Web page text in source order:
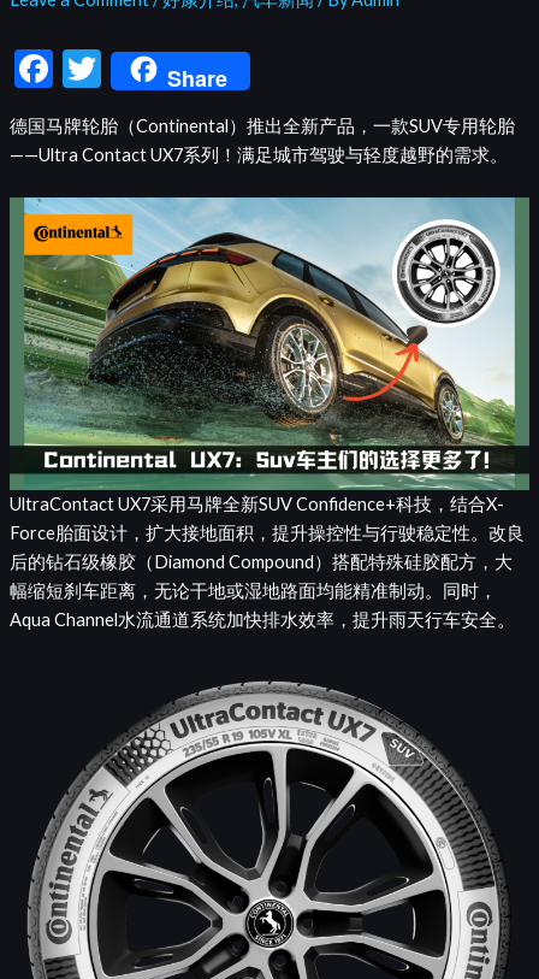
F
ac
e
o
o
k
T
w
itt
Share
德国马牌轮胎（Continental）推出全新产品，一款SUV专用轮胎
——Ultra Contact UX7系列！满足城市驾驶与轻度越野的需求。
UltraContact UX7采用马牌全新SUV Confidence+科技，结合X-
Force胎面设计，扩大接地面积，提升操控性与行驶稳定性。改良
后的钻石级橡胶（Diamond Compound）搭配特殊硅胶配方，大
幅缩短刹车距离，无论干地或湿地路面均能精准制动。同时，
Aqua Channel水流通道系统加快排水效率，提升雨天行车安全。